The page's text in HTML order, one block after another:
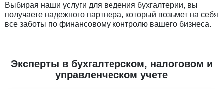
Выбирая наши услуги для ведения бухгалтерии, вы
получаете надежного партнера, который возьмет на себя
все заботы по финансовому контролю вашего бизнеса.
Эксперты в бухгалтерском, налоговом и
управленческом учете